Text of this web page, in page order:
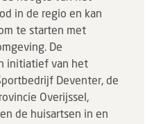
in de regio en kan
te starten met
De
initiatief van het
Deventer, de
Overijssel,
de huisartsen in en